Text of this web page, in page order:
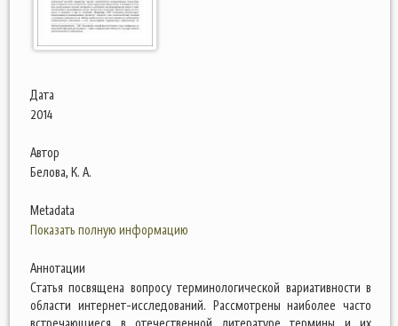
Дата
2014
Автор
Белова, К. А.
Metadata
Показать полную информацию
Аннотации
Статья посвящена вопросу терминологической вариативности в
области интернет-исследований. Рассмотрены наиболее часто